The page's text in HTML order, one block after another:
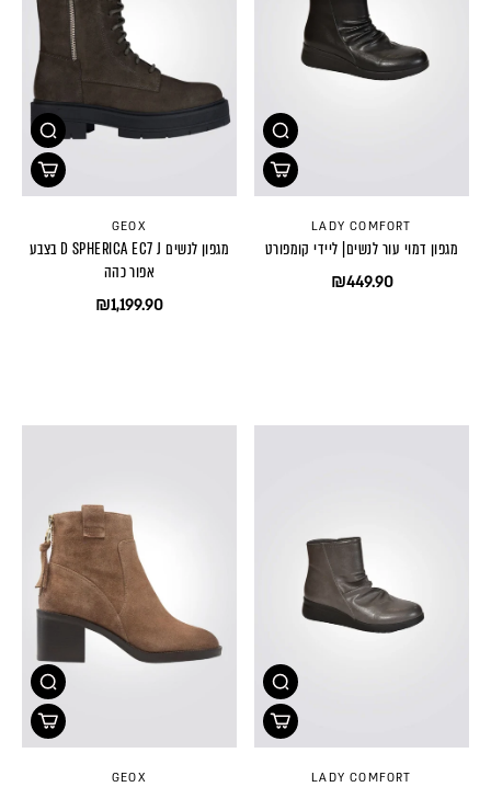
LADY COMFORT
מגפון דמוי עור לנשים| ליידי קומפורט
₪449.90
GEOX
מגפון לנשים D SPHERICA EC7 J בצבע
אפור כהה
₪1,199.90
LADY COMFORT
GEOX